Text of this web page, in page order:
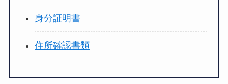
身分証明書
住所確認書類